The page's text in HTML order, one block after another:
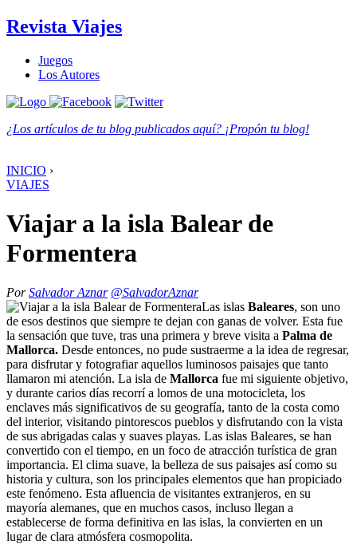
Revista Viajes
Juegos
Los Autores
¿Los artículos de tu blog publicados aquí? ¡Propón tu blog!
INICIO ›
VIAJES
Viajar a la isla Balear de
Formentera
PorSalvador Aznar @SalvadorAznar
Las islas Baleares, son uno
de esos destinos que siempre te dejan con ganas de volver. Esta fue
la sensación que tuve, tras una primera y breve visita a Palma de
Mallorca. Desde entonces, no pude sustraerme a la idea de regresar,
para disfrutar y fotografiar aquellos luminosos paisajes que tanto
llamaron mi atención. La isla de Mallorca fue mi siguiente objetivo,
y durante carios días recorrí a lomos de una motocicleta, los
enclaves más significativos de su geografía, tanto de la costa como
del interior, visitando pintorescos pueblos y disfrutando con la vista
de sus abrigadas calas y suaves playas. Las islas Baleares, se han
convertido con el tiempo, en un foco de atracción turística de gran
importancia. El clima suave, la belleza de sus paisajes así como su
historia y cultura, son los principales elementos que han propiciado
este fenómeno. Esta afluencia de visitantes extranjeros, en su
mayoría alemanes, que en muchos casos, incluso llegan a
establecerse de forma definitiva en las islas, la convierten en un
lugar de clara atmósfera cosmopolita.